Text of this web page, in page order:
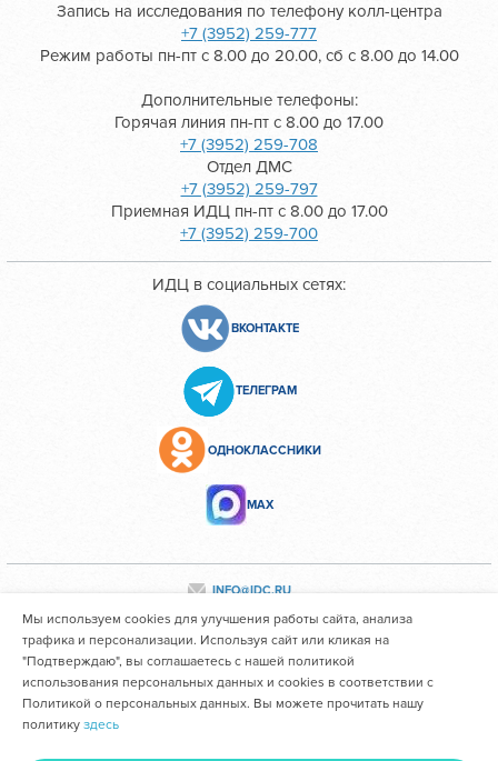
Запись на исследования по телефону колл-центра
+7 (3952) 259-777
Режим работы пн-пт с 8.00 до 20.00, сб с 8.00 до 14.00
Дополнительные телефоны:
Горячая линия пн-пт с 8.00 до 17.00
+7 (3952) 259-708
Отдел ДМС
+7 (3952) 259-797
Приемная ИДЦ пн-пт с 8.00 до 17.00
+7 (3952) 259-700
ИДЦ в социальных сетях:
ВКОНТАКТЕ
ТЕЛЕГРАМ
ОДНОКЛАССНИКИ
МАХ
INFO@IDC.RU
Все персональные данные сотрудников размещены с их
согласия
Областное государственное автономное учреждение
Мы используем cookies для улучшения работы сайта, анализа
трафика и персонализации. Используя сайт или кликая на
"Подтверждаю", вы соглашаетесь с нашей политикой
использования персональных данных и cookies в соответствии с
Политикой о персональных данных. Вы можете прочитать нашу
политику здесь